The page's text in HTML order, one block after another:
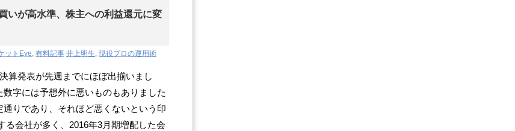
いが高水準、株主への利益還元に変
ットEye, 有料記事 井上明生, 現役プロの運用術
算発表が先週までにほぼ出揃いまし
数字には予想外に悪いものもありました
通りであり、それほど悪くないという印
る会社が多く、2016年3月期増配した会